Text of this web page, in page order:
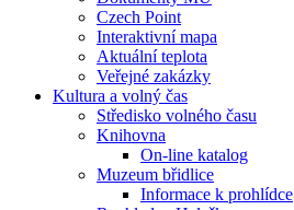
Czech Point
Interaktivní mapa
Aktuální teplota
Veřejné zakázky
Kultura a volný čas
Středisko volného času
Knihovna
On-line katalog
Muzeum břidlice
Informace k prohlídce